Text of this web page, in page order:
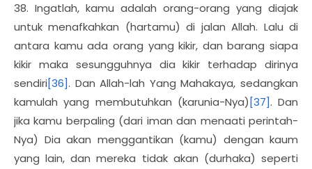
38. Ingatlah, kamu adalah orang-orang yang diajak
untuk menafkahkan (hartamu) di jalan Allah. Lalu di
antara kamu ada orang yang kikir, dan barang siapa
kikir maka sesungguhnya dia kikir terhadap dirinya
sendiri[36]. Dan Allah-lah Yang Mahakaya, sedangkan
kamulah yang membutuhkan (karunia-Nya) [37]. Dan
jika kamu berpaling (dari iman dan menaati perintah-
Nya) Dia akan menggantikan (kamu) dengan kaum
yang lain, dan mereka tidak akan (durhaka) seperti